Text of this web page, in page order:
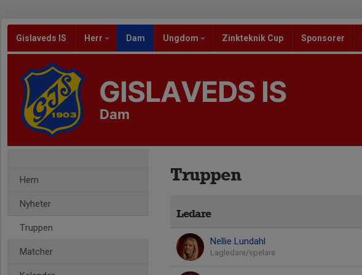
Gislaveds IS Herr Dam Ungdom Zinkteknik Cup Sponsorer
GISLAVEDS IS
Dam
Hem
Nyheter
Truppen
Matcher
Truppen
Ledare
Nellie Lundahl
Lagledare/spelare